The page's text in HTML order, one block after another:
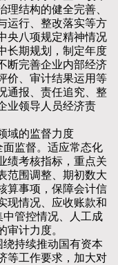
结构的健全完善、
运行、整改落实等方
央八项规定精神情况
长期规划，制定年度
断完善企业内部经济
价、审计结果运用等
通报、责任追究、整
业领导人员经济责
的监督力度
监督。适应常态化
绩考核指标，重点关
范围调整、期初数大
算事项，保障会计信
现情况、应收账款和
中管控情况、人工成
审计力度。
持续推动国有资本
等工作要求，加大对